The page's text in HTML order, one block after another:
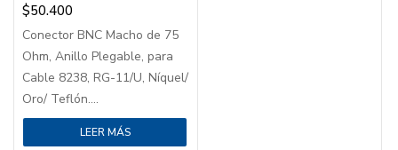
$50.400
Conector BNC Macho de 75
Ohm, Anillo Plegable, para
Cable 8238, RG-11/U, Níquel/
Oro/ Teflón....
LEER MÁS